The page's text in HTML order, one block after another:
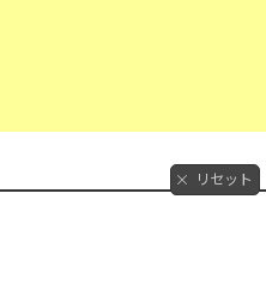
リセット